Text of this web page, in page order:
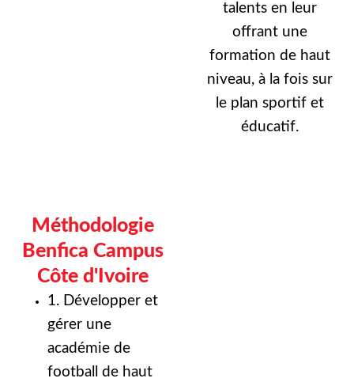
talents en leur
offrant une
formation de haut
niveau, à la fois sur
le plan sportif et
éducatif.
Méthodologie
Benfica Campus
Côte d'Ivoire
1. Développer et
gérer une
académie de
football de haut